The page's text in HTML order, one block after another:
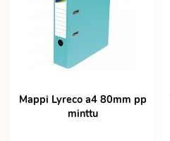
Mappi Lyreco a4 80mm pp
minttu